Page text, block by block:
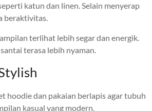
katun dan linen. Selain menyerap
beraktivitas.
terlihat lebih segar dan energik.
terasa lebih nyaman.
hoodie dan pakaian berlapis agar tubuh
kasual yang modern.